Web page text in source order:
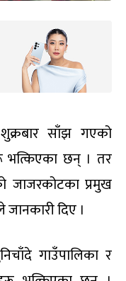
साँझ गएको
छन् । तर
जाजरकोटका प्रमुख
दिए ।
गाउँपालिका र